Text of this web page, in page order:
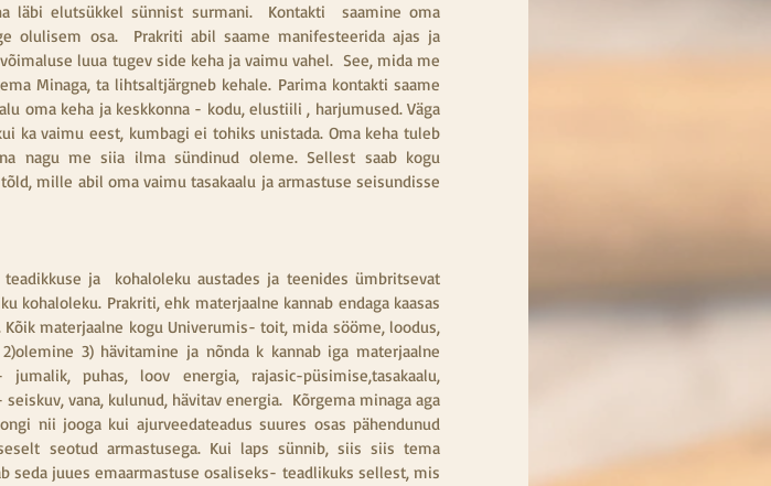
läbi elutsükkel sünnist surmani.  Kontakti  saamine oma
olulisem osa.  Prakriti abil saame manifesteerida ajas ja
luua tugev side keha ja vaimu vahel.  See, mida me
Minaga, ta lihtsaltjärgneb kehale. Parima kontakti saame
oma keha ja keskkonna - kodu, elustiili , harjumused. Väga
ka vaimu eest, kumbagi ei tohiks unistada. Oma keha tuleb
nagu me siia ilma sündinud oleme. Sellest saab kogu
mille abil oma vaimu tasakaalu ja armastuse seisundisse
ja  kohaloleku austades ja teenides ümbritsevat
kohaloleku. Prakriti, ehk materjaalne kannab endaga kaasas
materjaalne kogu Univerumis- toit, mida sööme, loodus,
3) hävitamine ja nõnda k kannab iga materjaalne
puhas, loov energia, rajasic-püsimise,tasakaalu,
vana, kulunud, hävitav energia.  Kõrgema minaga aga
nii jooga kui ajurveedateadus suures osas pähendunud
seotud armastusega. Kui laps sünnib, siis siis tema
seda juues emaarmastuse osaliseks- teadlikuks sellest, mis